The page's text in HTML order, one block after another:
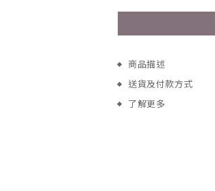
商品描述
送貨及付款方式
了解更多